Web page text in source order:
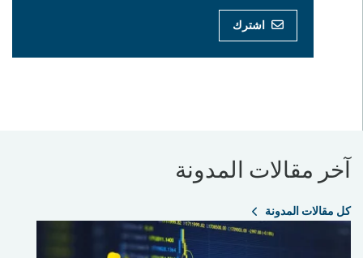
اشترك
آخر مقالات المدونة
كل مقالات المدونة